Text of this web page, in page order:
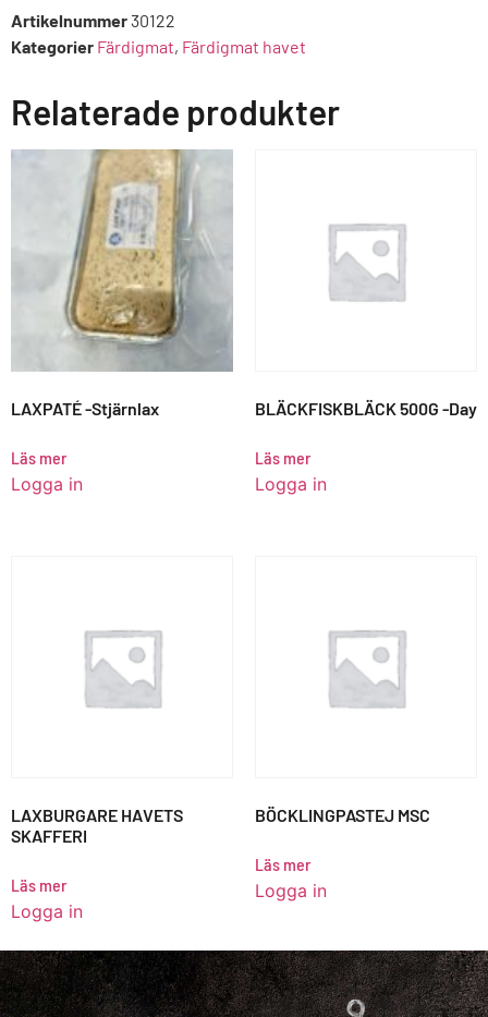
Artikelnummer 30122
Kategorier Färdigmat, Färdigmat havet
Relaterade produkter
LAXPATÉ -Stjärnlax
Läs mer
Logga in
BLÄCKFISKBLÄCK 500G -Day
Läs mer
Logga in
LAXBURGARE HAVETS
SKAFFERI
Läs mer
Logga in
BÖCKLINGPASTEJ MSC
Läs mer
Logga in